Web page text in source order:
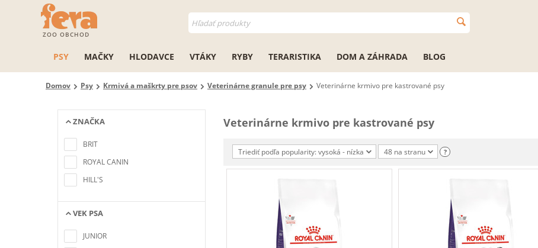
ZOO OBCHOD
PSY MAČKY HLODAVCE VTÁKY RYBY TERARISTIKA DOM A ZÁHRADA BLOG
Domov Psy Krmivá a maškrty pre psov Veterinárne granule pre psy Veterinárne krmivo pre kastrované psy
ZNAČKA
zodpovedajúce kritériám
BRIT
ROYAL CANIN
HILL'S
VEK PSA
zodpovedajúce kritériám
JUNIOR
Veterinárne krmivo pre kastrované psy
Triediť podľa popularity: vysoká - nízka 48 na stranu ?